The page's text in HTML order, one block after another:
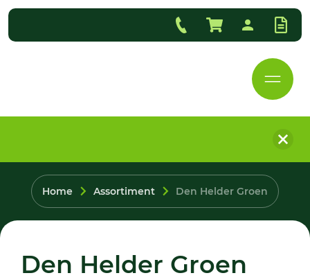
Home Assortiment Den Helder Groen
Den Helder Groen